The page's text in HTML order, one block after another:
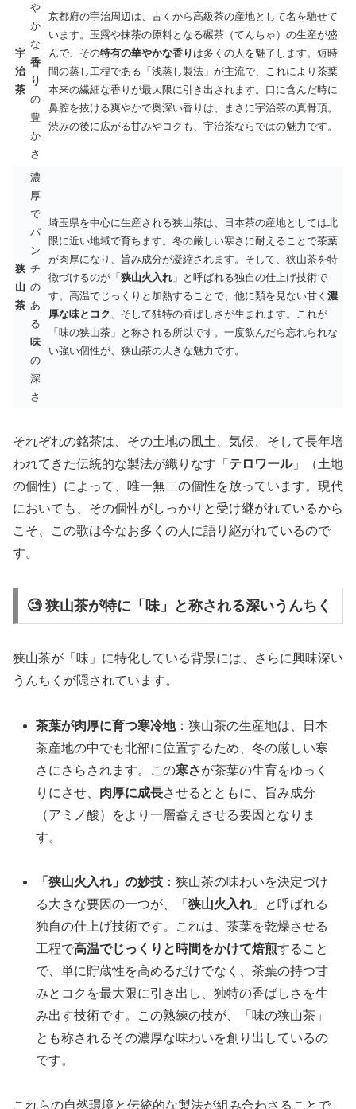
宇
治
茶
や
か
な
香
り
の
豊
か
さ
京都府の宇治周辺は、古くから高級茶の産地として名を馳せて
います。玉露や抹茶の原料となる碾茶（てんちゃ）の生産が盛
んで、その特有の華やかな香り は多くの人を魅了します。短時
間の蒸し工程である「浅蒸し製法」が主流で、これにより茶葉
本来の繊細な香りが最大限に引き出されます。口に含んだ時に
鼻腔を抜ける爽やかで奥深い香りは、まさに宇治茶の真骨頂。
渋みの後に広がる甘みやコクも、宇治茶ならではの魅力です。
狭
山
茶
濃
厚
で
パ
ン
チ
の
あ
る
味
の
深
さ
埼玉県を中心に生産される狭山茶は、日本茶の産地としては北
限に近い地域で育ちます。冬の厳しい寒さに耐えることで茶葉
が肉厚になり、旨み成分が凝縮されます。そして、狭山茶を特
徴づけるのが「狭山火入れ 」と呼ばれる独自の仕上げ技術で
す。高温でじっくりと加熱することで、他に類を見ない甘く 濃
厚な味とコク 、そして独特の香ばしさが生まれます。これが
「味の狭山茶」と称される所以です。一度飲んだら忘れられな
い強い個性が、狭山茶の大きな魅力です。
それぞれの銘茶は、その土地の風土、気候、そして長年培
われてきた伝統的な製法が織りなす「 テロワール」（土地
の個性）によって、唯一無二の個性を放っています。現代
においても、その個性がしっかりと受け継がれているから
こそ、この歌は今なお多くの人に語り継がれているので
す。
🧐 狭山茶が特に「味」と称される深いうんちく
狭山茶が「味」に特化している背景には、さらに興味深い
うんちくが隠されています。
茶葉が肉厚に育つ寒冷地：狭山茶の生産地は、日本
茶産地の中でも北部に位置するため、冬の厳しい寒
さにさらされます。この寒さが茶葉の生育をゆっく
りにさせ、 肉厚に成長させるとともに、旨み成分
（アミノ酸）をより一層蓄えさせる要因となりま
す。
「狭山火入れ」の妙技 ：狭山茶の味わいを決定づけ
る大きな要因の一つが、「狭山火入れ 」と呼ばれる
独自の仕上げ技術です。これは、茶葉を乾燥させる
工程で高温でじっくりと時間をかけて焙煎すること
で、単に貯蔵性を高めるだけでなく、茶葉の持つ甘
みとコクを最大限に引き出し、独特の香ばしさを生
み出す技術です。この熟練の技が、「味の狭山茶」
とも称されるその濃厚な味わいを創り出しているの
です。
これらの自然環境と伝統的な製法が組み合わさることで、